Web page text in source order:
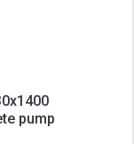
pump